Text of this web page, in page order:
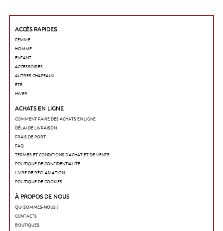
ACCÈS RAPIDES
FEMME
HOMME
ENFANT
ACCESSOIRES
AUTRES CHAPEAUX
ÉTÉ
HIVER
ACHATS EN LIGNE
COMMENT FAIRE DES ACHATS EN LIGNE
DÉLAI DE LIVRAISON
FRAIS DE PORT
FAQ
TERMES ET CONDITIONS D'ACHAT ET DE VENTE
POLITIQUE DE CONFIDENTIALITÉ
LIVRE DE RÉCLAMATION
POLITIQUE DE COOKIES
À PROPOS DE NOUS
QUI SOMMES-NOUS ?
CONTACTS
BOUTIQUES